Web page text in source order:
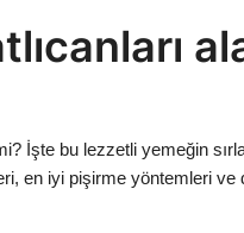
İşte bu lezzetli yemeğin
en iyi pişirme yöntemleri ve